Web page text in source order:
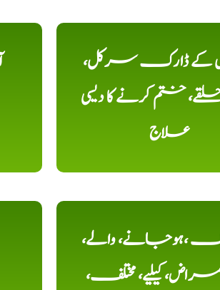
ں کے ڈارک سرکل،
ختم کرنے کا دیسی
علاج
،ہوجانے، والے،
کیلیے، مختلف،